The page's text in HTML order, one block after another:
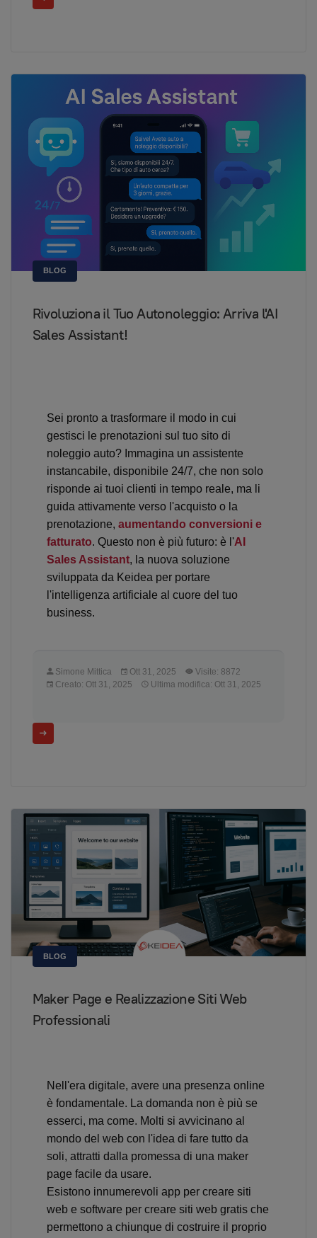
BLOG
Rivoluziona il Tuo Autonoleggio: Arriva l'AI
Sales Assistant!
Sei pronto a trasformare il modo in cui
gestisci le prenotazioni sul tuo sito di
noleggio auto? Immagina un assistente
instancabile, disponibile 24/7, che non solo
risponde ai tuoi clienti in tempo reale, ma li
guida attivamente verso l'acquisto o la
prenotazione, aumentando conversioni e
fatturato. Questo non è più futuro: è l'AI
Sales Assistant, la nuova soluzione
sviluppata da Keidea per portare
l'intelligenza artificiale al cuore del tuo
business.
Simone Mittica Ott 31, 2025
Visite: 8872
Creato: Ott 31, 2025
Ultima modifica: Ott 31, 2025
BLOG
Maker Page e Realizzazione Siti Web
Professionali
Nell'era digitale, avere una presenza online
è fondamentale. La domanda non è più se
esserci, ma come. Molti si avvicinano al
mondo del web con l'idea di fare tutto da
soli, attratti dalla promessa di una maker
page facile da usare.
Esistono innumerevoli app per creare siti
web e software per creare siti web gratis che
permettono a chiunque di costruire il proprio